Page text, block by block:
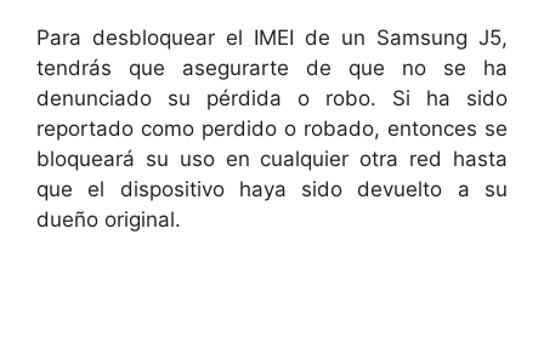
Para desbloquear el IMEI de un Samsung J5,
tendrás que asegurarte de que no se ha
denunciado su pérdida o robo. Si ha sido
reportado como perdido o robado, entonces se
bloqueará su uso en cualquier otra red hasta
que el dispositivo haya sido devuelto a su
dueño original.